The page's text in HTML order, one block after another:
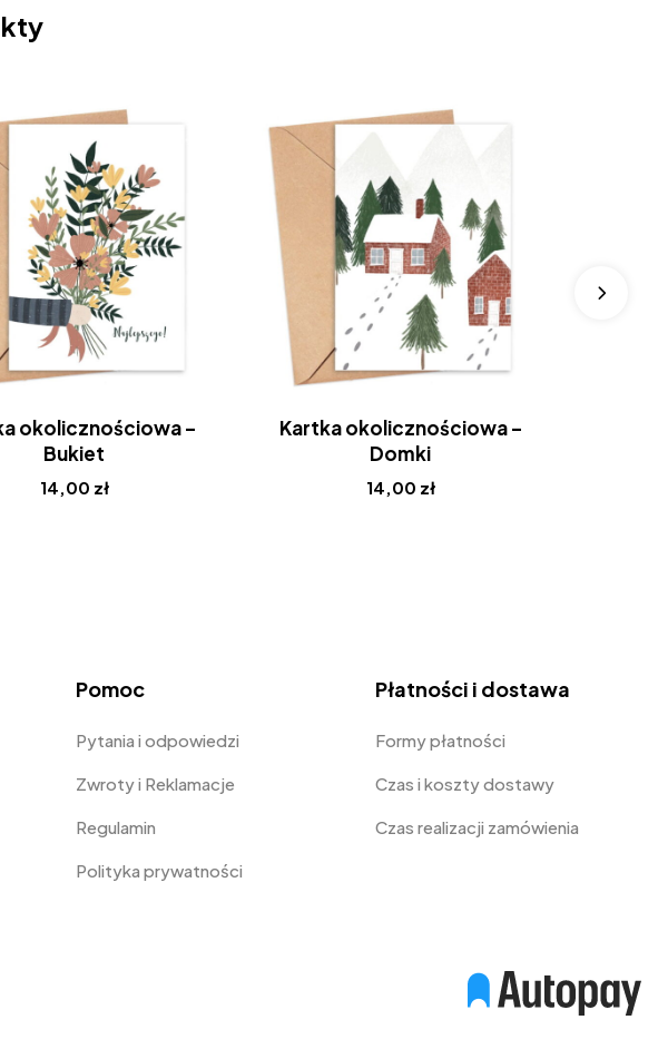
okolicznościowa –
Bukiet
14,00 zł
Kartka okolicznościowa –
Domki
14,00 zł
Pomoc
Pytania i odpowiedzi
Zwroty i Reklamacje
Regulamin
Polityka prywatności
Płatności i dostawa
Formy płatności
Czas i koszty dostawy
Czas realizacji zamówienia